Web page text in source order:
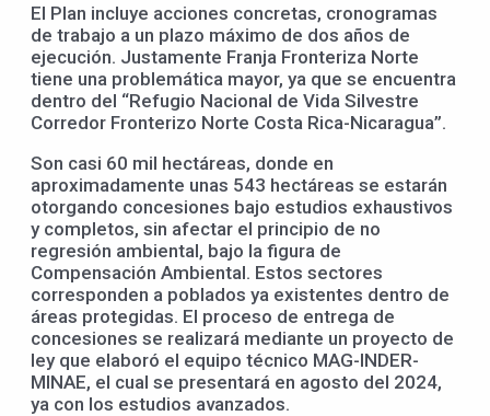
El Plan incluye acciones concretas, cronogramas
de trabajo a un plazo máximo de dos años de
ejecución. Justamente Franja Fronteriza Norte
tiene una problemática mayor, ya que se encuentra
dentro del “Refugio Nacional de Vida Silvestre
Corredor Fronterizo Norte Costa Rica-Nicaragua”.
Son casi 60 mil hectáreas, donde en
aproximadamente unas 543 hectáreas se estarán
otorgando concesiones bajo estudios exhaustivos
y completos, sin afectar el principio de no
regresión ambiental, bajo la figura de
Compensación Ambiental. Estos sectores
corresponden a poblados ya existentes dentro de
áreas protegidas. El proceso de entrega de
concesiones se realizará mediante un proyecto de
ley que elaboró el equipo técnico MAG-INDER-
MINAE, el cual se presentará en agosto del 2024,
ya con los estudios avanzados.